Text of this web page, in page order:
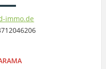
immo.de